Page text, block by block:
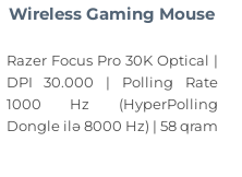
Wireless Gaming Mouse
Razer Focus Pro 30K Optical |
DPI 30.000 | Polling Rate
1000 Hz (HyperPolling
Dongle ilə 8000 Hz) | 58 qram